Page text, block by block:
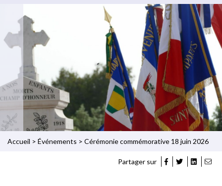
Accueil > Événements > Cérémonie commémorative 18 juin 2026
Partager sur